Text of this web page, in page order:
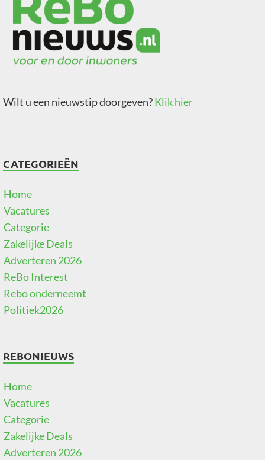
Wilt u een nieuwstip doorgeven?Klik hier
CATEGORIEËN
Home
Vacatures
Categorie
Zakelijke Deals
Adverteren 2026
ReBo Interest
Rebo onderneemt
Politiek2026
REBONIEUWS
Home
Vacatures
Categorie
Zakelijke Deals
Adverteren 2026